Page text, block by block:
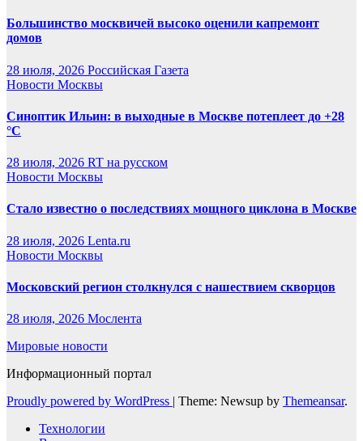
Большинство москвичей высоко оценили капремонт
домов
28 июля, 2026 Российская Газета
Новости Москвы
Синоптик Ильин: в выходные в Москве потеплеет до +28
°C
28 июля, 2026 RT на русском
Новости Москвы
Стало известно о последствиях мощного циклона в Москве
28 июля, 2026 Lenta.ru
Новости Москвы
Московский регион столкнулся с нашествием скворцов
28 июля, 2026 Мослента
Мировые новости
Информационный портал
Proudly powered by WordPress | Theme: Newsup by Themeansar.
Технологии